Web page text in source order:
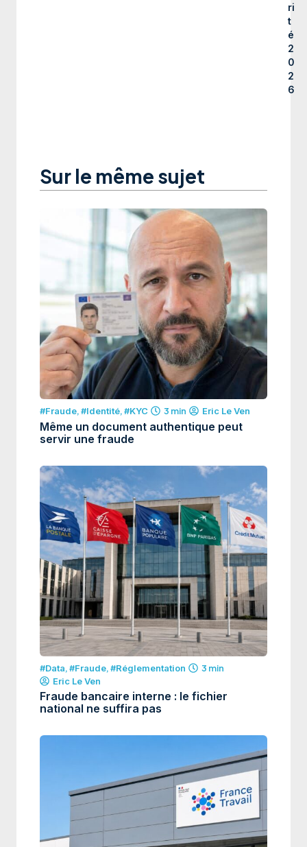
ri
t
é
2
0
2
6
Sur le même sujet
#Fraude,#Identité,#KYC 3 min Eric Le Ven
Même un document authentique peut
servir une fraude
#Data,#Fraude,#Réglementation
3 min
Eric Le Ven
Fraude bancaire interne : le fichier
national ne suffira pas